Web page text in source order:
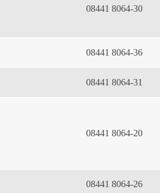
08441 8064-30
08441 8064-36
08441 8064-31
08441 8064-20
08441 8064-26